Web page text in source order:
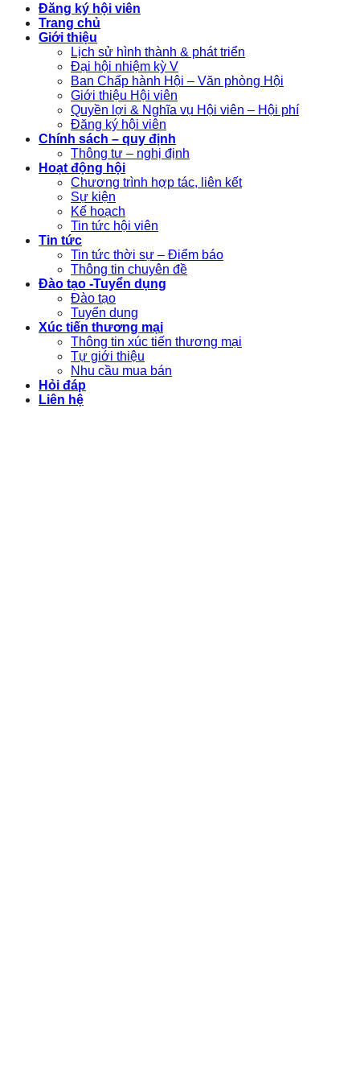
Đăng ký hội viên
Trang chủ
Giới thiệu
Lịch sử hình thành & phát triển
Đại hội nhiệm kỳ V
Ban Chấp hành Hội – Văn phòng Hội
Giới thiệu Hội viên
Quyền lợi & Nghĩa vụ Hội viên – Hội phí
Đăng ký hội viên
Chính sách – quy định
Thông tư – nghị định
Hoạt động hội
Chương trình hợp tác, liên kết
Sự kiện
Kế hoạch
Tin tức hội viên
Tin tức
Tin tức thời sự – Điểm báo
Thông tin chuyên đề
Đào tạo -Tuyển dụng
Đào tạo
Tuyển dụng
Xúc tiến thương mại
Thông tin xúc tiến thương mại
Tự giới thiệu
Nhu cầu mua bán
Hỏi đáp
Liên hệ